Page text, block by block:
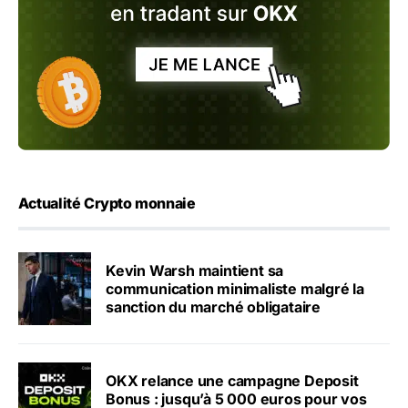
Actualité Crypto monnaie
Kevin Warsh maintient sa
communication minimaliste malgré la
sanction du marché obligataire
OKX relance une campagne Deposit
Bonus : jusqu’à 5 000 euros pour vos